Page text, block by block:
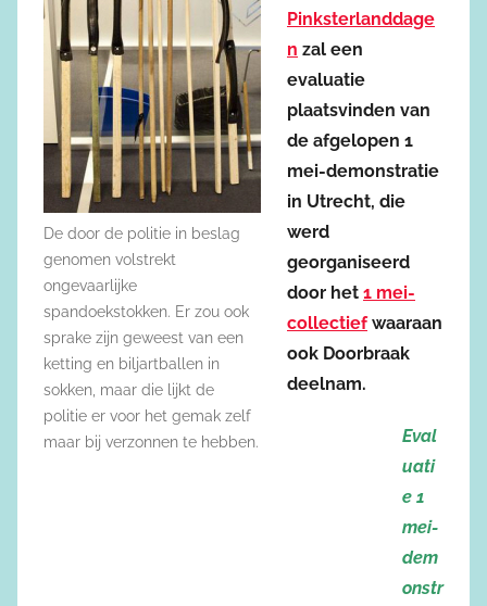
De door de politie in beslag
genomen volstrekt
ongevaarlijke
spandoekstokken. Er zou ook
sprake zijn geweest van een
ketting en biljartballen in
sokken, maar die lijkt de
politie er voor het gemak zelf
maar bij verzonnen te hebben.
Pinksterlanddage
n zal een
evaluatie
plaatsvinden van
de afgelopen 1
mei-demonstratie
in Utrecht, die
werd
georganiseerd
door het 1 mei-
collectiefwaaraan
ook Doorbraak
deelnam.
Eval
uati
e 1
mei-
dem
onstr